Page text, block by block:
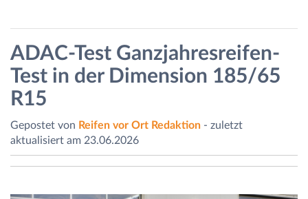
ADAC-Test Ganzjahresreifen-
Test in der Dimension 185/65
R15
Gepostet von Reifen vor Ort Redaktion - zuletzt
aktualisiert am 23.06.2026